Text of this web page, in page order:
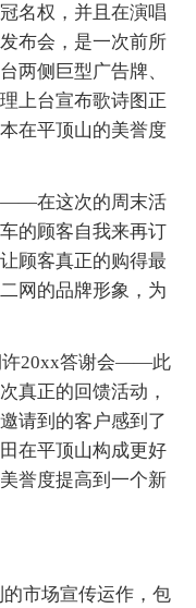
名权，并且在演唱
布会，是一次前所
两侧巨型广告牌、
上台宣布歌诗图正
在平顶山的美誉度
——在这次的周末活
的顾客自我来再订
顾客真正的购得最
网的品牌形象，为
许20xx答谢会——此
真正的回馈活动，
请到的客户感到了
在平顶山构成更好
誉度提高到一个新
市场宣传运作，包